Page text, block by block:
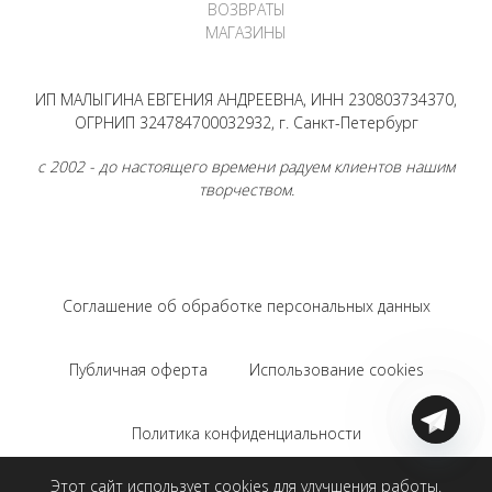
ВОЗВРАТЫ
МАГАЗИНЫ
ИП МАЛЫГИНА ЕВГЕНИЯ АНДРЕЕВНА, ИНН 230803734370,
ОГРНИП 324784700032932, г. Санкт-Петербург
с 2002 - до настоящего времени радуем клиентов нашим
творчеством.
Соглашение об обработке персональных данных
Публичная оферта Использование cookies
Политика конфиденциальности
Этот сайт использует cookies для улучшения работы.